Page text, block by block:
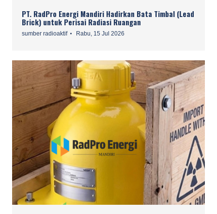
PT. RadPro Energi Mandiri Hadirkan Bata Timbal (Lead
Brick) untuk Perisai Radiasi Ruangan
sumber radioaktif Rabu, 15 Jul 2026